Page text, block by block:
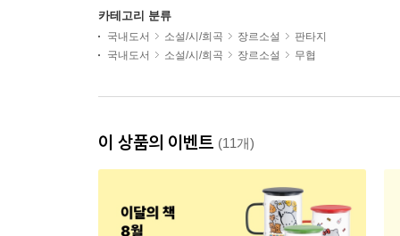
카테고리 분류
국내도서 소설/시/희곡 장르소설
판타지
국내도서
소설/시/희곡 장르소설 무협
이 상품의 이벤트 (11개)